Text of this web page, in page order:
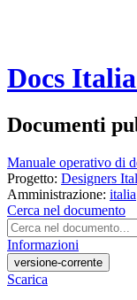
Docs Italia
Documenti
Manuale operativo di
Progetto: Designers
Amministrazione: italia
Cerca nel documento
Informazioni
versione-corrente
Scarica